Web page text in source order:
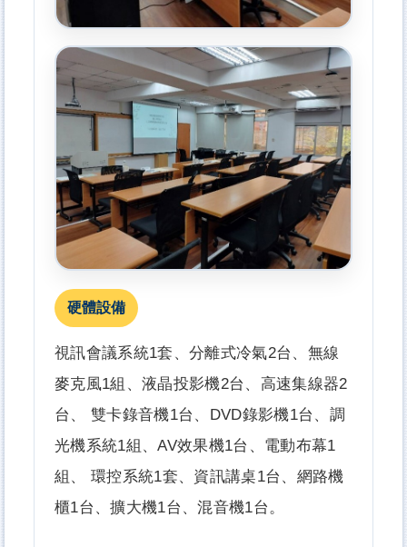
硬體設備
視訊會議系統1套、分離式冷氣2台、無線
麥克風1組、液晶投影機2台、高速集線器2
台、 雙卡錄音機1台、DVD錄影機1台、調
光機系統1組、AV效果機1台、電動布幕1
組、 環控系統1套、資訊講桌1台、網路機
櫃1台、擴大機1台、混音機1台。